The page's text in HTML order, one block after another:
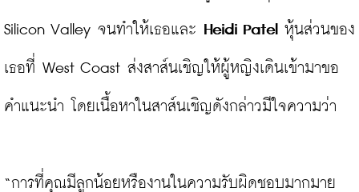
Silicon Valley จนทำให้เธอและ Heidi Patel หุ้นส่วนของ
เธอที่ West Coast ส่งสาส์นเชิญให้ผู้หญิงเดินเข้ามาขอ
คำแนะนำ โดยเนื้อหาในสาส์นเชิญดังกล่าวมีใจความว่า
“การที่คุณมีลูกน้อยหรืองานในความรับผิดชอบมากมาย